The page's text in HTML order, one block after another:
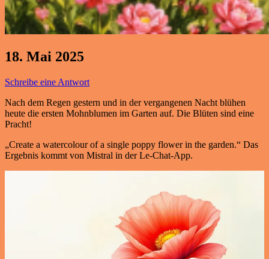
18. Mai 2025
Schreibe eine Antwort
Nach dem Regen gestern und in der vergangenen Nacht blühen
heute die ersten Mohnblumen im Garten auf. Die Blüten sind eine
Pracht!
„Create a watercolour of a single poppy flower in the garden.“ Das
Ergebnis kommt von Mistral in der Le-Chat-App.